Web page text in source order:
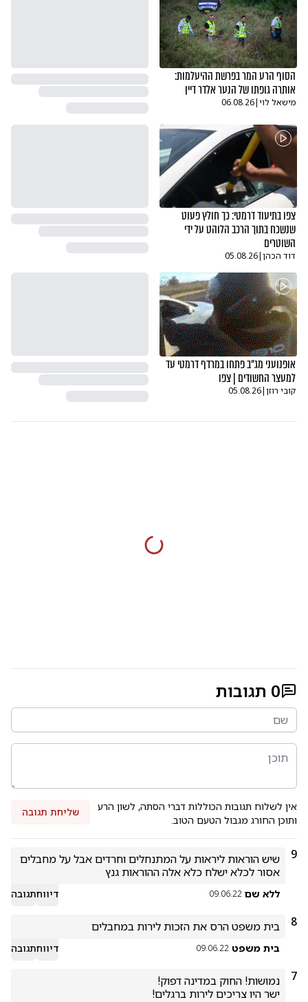
הסוף הרע המר בפרשת ההיעלמות:
אותרה גופתו של הנער אלדר דיין
מישאל לוי|
06.08.26
צפו בתיעוד דרמטי: כך חולץ פעוט
שנשכח בתוך הרכב הלוהט על ידי
השוטרים
דוד הכהן|
05.08.26
אופנועני מג"ב פתחו במרדף דרמטי עד
למעצר החשודים | צפו
קובי רוזן|
05.08.26
0 תגובות
אין לשלוח תגובות הכוללות דברי הסתה, לשון הרע
ותוכן החורג מגבול הטעם הטוב.
שליחת תגובה
9
אסור לכלא ישלח כלא אלה ההוראות גנץ
ללא שם 09.06.22 דיווחתגובה
8 בית משפט הרס את הזכות לירות במחבלים
בית משפט 09.06.22 דיווחתגובה
7
ישר היו צריכים לירות ברגלים!